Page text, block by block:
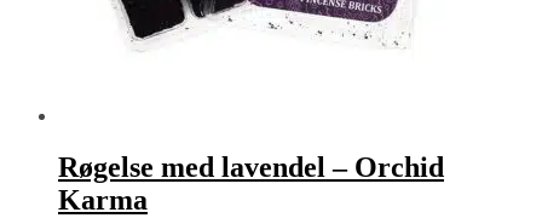
Røgelse med lavendel – Orchid
Karma